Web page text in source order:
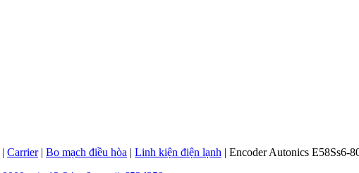
| Carrier| Bo mạch điều hòa | Linh kiện điện lạnh | Encoder Autonics E58Ss6-